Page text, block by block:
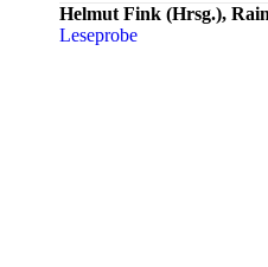
Helmut Fink (Hrsg.),
Leseprobe